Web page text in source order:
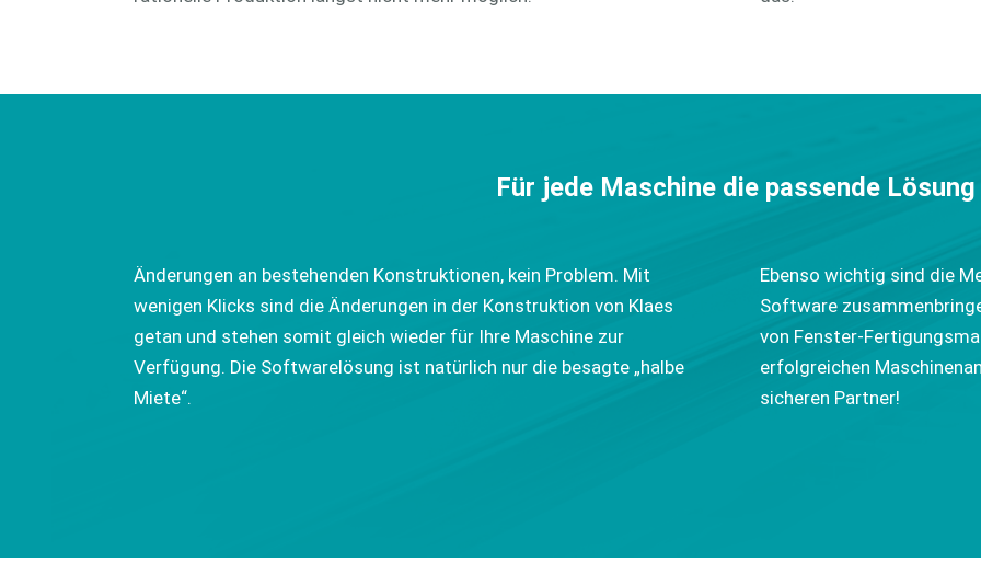
Für jede Maschine die passende Lösung
Änderungen an bestehenden Konstruktionen, kein Problem. Mit
wenigen Klicks sind die Änderungen in der Konstruktion von Klaes
getan und stehen somit gleich wieder für Ihre Maschine zur
Verfügung. Die Softwarelösung ist natürlich nur die besagte „halbe
Miete“.
Ebenso wichtig sind die
Software
von Fenster-
erfolgreichen
sicheren Partner!